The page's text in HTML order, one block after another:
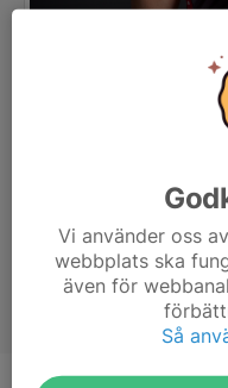
Vi använder oss
webbplats ska
även för
Så